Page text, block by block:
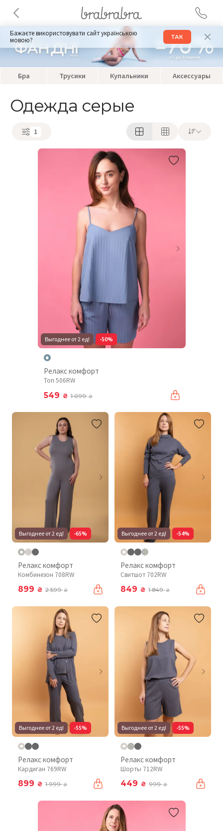
Бажаєте використовувати сайт українською
мовою?
ТАК
Бра Трусики Купальники Аксессуары
Одежда серые
1
Выгоднее от 2 ед! -50%
Релакс комфорт
Топ 506RW
549 ₴ 1 099₴
Выгоднее от 2 ед! -65%
Релакс комфорт
Комбинезон 708RW
899 ₴ 2 599₴
Выгоднее от 2 ед! -54%
Релакс комфорт
Свитшот 702RW
849 ₴ 1 849₴
Выгоднее от 2 ед! -55%
Релакс комфорт
Кардиган 769RW
899 ₴ 1 999₴
Выгоднее от 2 ед! -55%
Релакс комфорт
Шорты 712RW
449 ₴ 999₴